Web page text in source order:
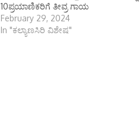
10ಪ್ರಯಾಣಿಕರಿಗೆ ತೀವ್ರ ಗಾಯ
February 29, 2024
In "ಕಲ್ಯಾಣಸಿರಿ ವಿಶೇಷ"